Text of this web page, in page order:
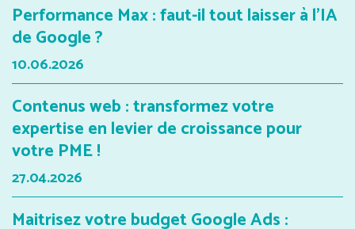
Performance Max : faut-il tout laisser à l'IA
de Google ?
10.06.2026
Contenus web : transformez votre
expertise en levier de croissance pour
votre PME !
27.04.2026
Maitrisez votre budget Google Ads :